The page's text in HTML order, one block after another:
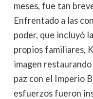
meses, fue tan
Enfrentado a las
poder, que incluyó
propios familiares,
imagen
paz con el Imperio
esfuerzos fueron